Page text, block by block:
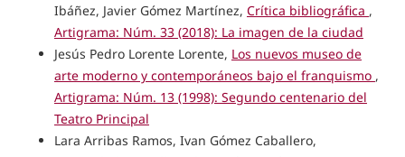
Ibáñez, Javier Gómez Martínez, Crítica bibliográfica ,
Artigrama: Núm. 33 (2018): La imagen de la ciudad
Jesús Pedro Lorente Lorente, Los nuevos museo de
arte moderno y contemporáneos bajo el franquismo ,
Artigrama: Núm. 13 (1998): Segundo centenario del
Teatro Principal
Lara Arribas Ramos, Ivan Gómez Caballero,